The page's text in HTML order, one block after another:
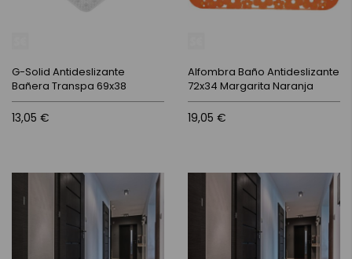
G-Solid Antideslizante
Bañera Transpa 69x38
13,05 €
Alfombra Baño Antideslizante
72x34 Margarita Naranja
19,05 €